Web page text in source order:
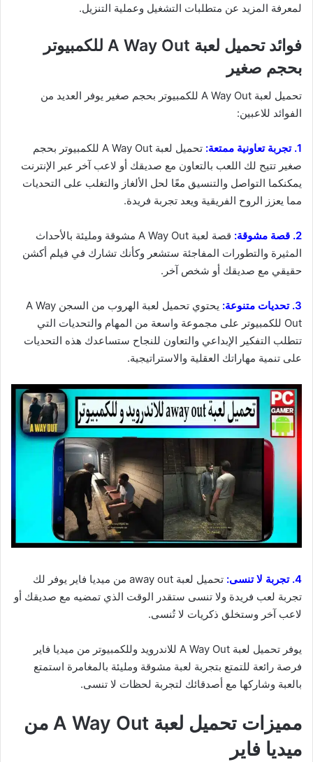
لمعرفة المزيد عن متطلبات التشغيل وعملية التنزيل.
فوائد تحميل لعبة A Way Out للكمبيوتر
بحجم صغير
تحميل لعبة A Way Out للكمبيوتر بحجم صغير يوفر العديد من
الفوائد للاعبين:
1. تجربة تعاونية ممتعة:
تحميل لعبة A Way Out للكمبيوتر بحجم
صغير تتيح لك اللعب بالتعاون مع صديقك أو لاعب آخر عبر الإنترنت
يمكنكما التواصل والتنسيق معًا لحل الألغاز والتغلب على التحديات
مما يعزز الروح الفريقية ويعد تجربة فريدة.
2. قصة مشوقة:
قصة لعبة A Way Out مشوقة ومليئة بالأحداث
المثيرة والتطورات المفاجئة ستشعر وكأنك تشارك في فيلم أكشن
حقيقي مع صديقك أو شخص آخر.
3. تحديات متنوعة:
يحتوي تحميل لعبة الهروب من السجن A Way
Out للكمبيوتر على مجموعة واسعة من المهام والتحديات التي
تتطلب التفكير الإبداعي والتعاون للنجاح ستساعدك هذه التحديات
على تنمية مهاراتك العقلية والاستراتيجية.
4. تجربة لا تنسى:
تحميل لعبة away out من ميديا فاير يوفر لك
تجربة لعب فريدة ولا تنسى ستقدر الوقت الذي تمضيه مع صديقك أو
لاعب آخر وستخلق ذكريات لا تُنسى.
يوفر تحميل لعبة A Way Out للاندرويد وللكمبيوتر من ميديا فاير
فرصة رائعة للتمتع بتجربة لعبة مشوقة ومليئة بالمغامرة استمتع
بالعبة وشاركها مع أصدقائك لتجربة لحظات لا تنسى.
مميزات تحميل لعبة A Way Out من
ميديا فاير